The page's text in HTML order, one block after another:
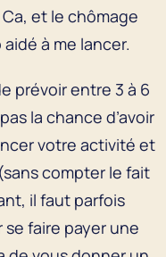
et le chômage
à me lancer.
prévoir entre 3 à 6
la chance d’avoir
votre activité et
compter le fait
il faut parfois
faire payer une